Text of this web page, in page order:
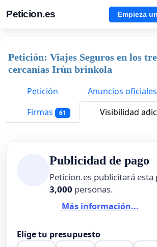
Peticion.es Empieza
Petición: Viajes Seguros en los
cercanías Irún brinkola
Petición
Anuncios oficiales
Firmas 61 Visibilidad
Publicidad de pago
Peticion.es publicitará esta
3,000 personas.
Más información...
Elige tu presupuesto